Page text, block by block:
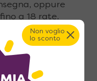
oppure
a 18 rate.
Non voglio
lo sconto